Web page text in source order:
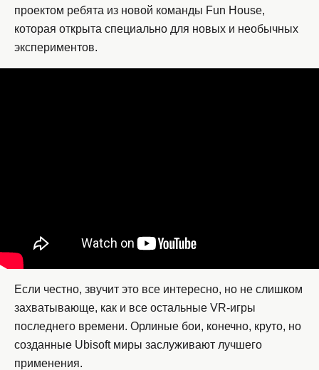
проектом ребята из новой команды Fun House,
которая открыта специально для новых и необычных
экспериментов.
Если честно, звучит это все интересно, но не слишком
захватывающе, как и все остальные VR-игры
последнего времени. Орлиные бои, конечно, круто, но
созданные Ubisoft миры заслуживают лучшего
применения.